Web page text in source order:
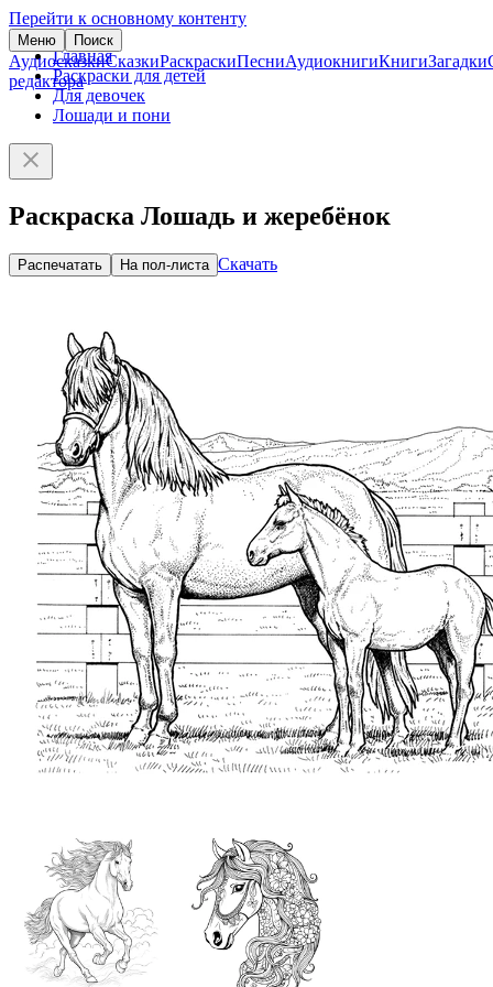
Перейти к основному контенту
Меню Поиск
АудиосказкиСказкиРаскраскиПесниАудиокнигиКнигиЗагадки
редактора
Главная
Раскраски для детей
Для девочек
Лошади и пони
Раскраска Лошадь и жеребёнок
Распечатать На пол-листа Скачать